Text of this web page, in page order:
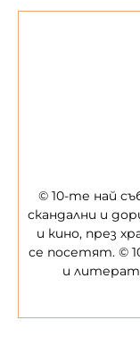
© 10-те най
скандални и
и кино, през
се посетят. ©
и